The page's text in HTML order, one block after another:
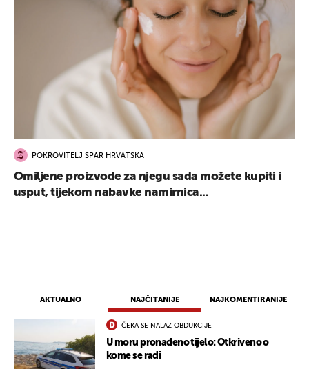
AKTUALNO NAJČITANIJE NAJKOMENTIRANIJE
ČEKA SE NALAZ OBDUKCIJE
U moru pronađeno tijelo: Otkriveno o
kome se radi
POKROVITELJ SPAR HRVATSKA
Omiljene proizvode za njegu sada možete kupiti i
usput, tijekom nabavke namirnica...